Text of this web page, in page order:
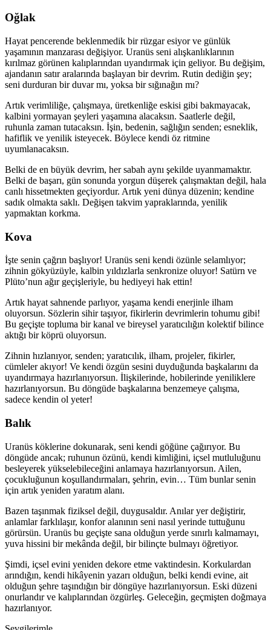
Oğlak
Hayat pencerende beklenmedik bir rüzgar esiyor ve günlük
yaşamının manzarası değişiyor. Uranüs seni alışkanlıklarının
kırılmaz görünen kalıplarından uyandırmak için geliyor. Bu değişim,
ajandanın satır aralarında başlayan bir devrim. Rutin dediğin şey;
seni durduran bir duvar mı, yoksa bir sığınağın mı?
Artık verimliliğe, çalışmaya, üretkenliğe eskisi gibi bakmayacak,
kalbini yormayan şeyleri yaşamına alacaksın. Saatlerle değil,
ruhunla zaman tutacaksın. İşin, bedenin, sağlığın senden; esneklik,
hafiflik ve yenilik isteyecek. Böylece kendi öz ritmine
uyumlanacaksın.
Belki de en büyük devrim, her sabah aynı şekilde uyanmamaktır.
Belki de başarı, gün sonunda yorgun düşerek çalışmaktan değil, hala
canlı hissetmekten geçiyordur. Artık yeni dünya düzenin; kendine
sadık olmakta saklı. Değişen takvim yapraklarında, yenilik
yapmaktan korkma.
Kova
İşte senin çağrın başlıyor! Uranüs seni kendi özünle selamlıyor;
zihnin gökyüzüyle, kalbin yıldızlarla senkronize oluyor! Satürn ve
Plüto’nun ağır geçişleriyle, bu hediyeyi hak ettin!
Artık hayat sahnende parlıyor, yaşama kendi enerjinle ilham
oluyorsun. Sözlerin sihir taşıyor, fikirlerin devrimlerin tohumu gibi!
Bu geçişte topluma bir kanal ve bireysel yaratıcılığın kolektif bilince
aktığı bir köprü oluyorsun.
Zihnin hızlanıyor, senden; yaratıcılık, ilham, projeler, fikirler,
cümleler akıyor! Ve kendi özgün sesini duyduğunda başkalarını da
uyandırmaya hazırlanıyorsun. İlişkilerinde, hobilerinde yeniliklere
hazırlanıyorsun. Bu döngüde başkalarına benzemeye çalışma,
sadece kendin ol yeter!
Balık
Uranüs köklerine dokunarak, seni kendi göğüne çağırıyor. Bu
döngüde ancak; ruhunun özünü, kendi kimliğini, içsel mutluluğunu
besleyerek yükselebileceğini anlamaya hazırlanıyorsun. Ailen,
çocukluğunun koşullandırmaları, şehrin, evin… Tüm bunlar senin
için artık yeniden yaratım alanı.
Bazen taşınmak fiziksel değil, duygusaldır. Anılar yer değiştirir,
anlamlar farklılaşır, konfor alanının seni nasıl yerinde tuttuğunu
görürsün. Uranüs bu geçişte sana olduğun yerde sınırlı kalmamayı,
yuva hissini bir mekânda değil, bir bilinçte bulmayı öğretiyor.
Şimdi, içsel evini yeniden dekore etme vaktindesin. Korkulardan
arındığın, kendi hikâyenin yazarı olduğun, belki kendi evine, ait
olduğun şehre taşındığın bir döngüye hazırlanıyorsun. Eski düzeni
onurlandır ve kalıplarından özgürleş. Geleceğin, geçmişten doğmaya
hazırlanıyor.